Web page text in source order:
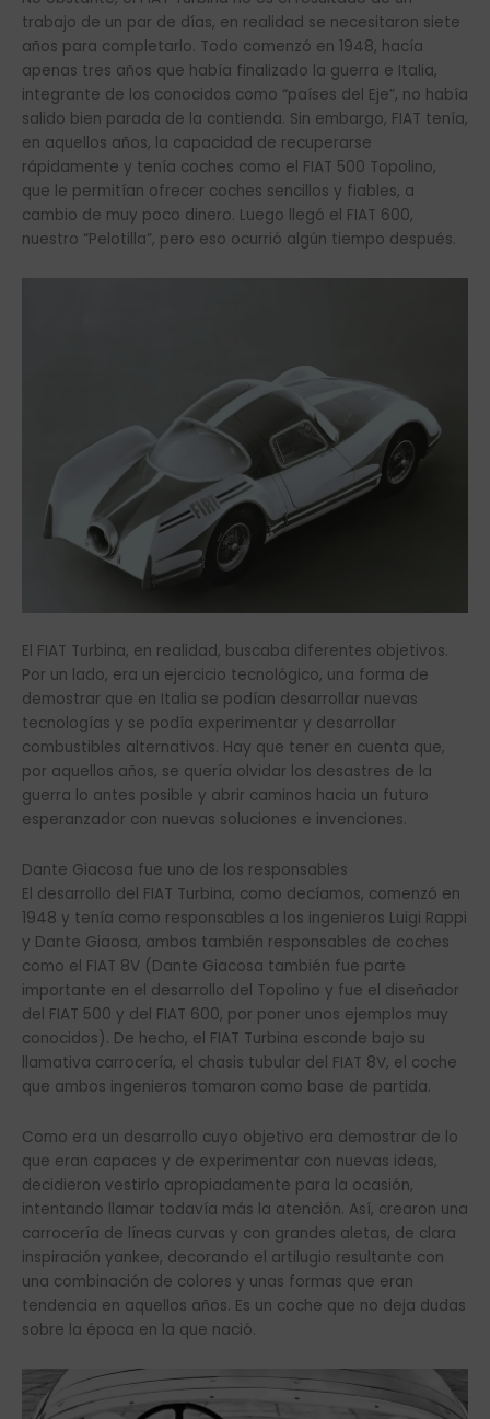
trabajo de un par de días, en realidad se necesitaron siete
años para completarlo. Todo comenzó en 1948, hacía
apenas tres años que había finalizado la guerra e Italia,
integrante de los conocidos como “países del Eje”, no había
salido bien parada de la contienda. Sin embargo, FIAT tenía,
en aquellos años, la capacidad de recuperarse
rápidamente y tenía coches como el FIAT 500 Topolino,
que le permitían ofrecer coches sencillos y fiables, a
cambio de muy poco dinero. Luego llegó el FIAT 600,
nuestro “Pelotilla”, pero eso ocurrió algún tiempo después.
El FIAT Turbina, en realidad, buscaba diferentes objetivos.
Por un lado, era un ejercicio tecnológico, una forma de
demostrar que en Italia se podían desarrollar nuevas
tecnologías y se podía experimentar y desarrollar
combustibles alternativos. Hay que tener en cuenta que,
por aquellos años, se quería olvidar los desastres de la
guerra lo antes posible y abrir caminos hacia un futuro
esperanzador con nuevas soluciones e invenciones.
Dante Giacosa fue uno de los responsables
El desarrollo del FIAT Turbina, como decíamos, comenzó en
1948 y tenía como responsables a los ingenieros Luigi Rappi
y Dante Giaosa, ambos también responsables de coches
como el FIAT 8V (Dante Giacosa también fue parte
importante en el desarrollo del Topolino y fue el diseñador
del FIAT 500 y del FIAT 600, por poner unos ejemplos muy
conocidos). De hecho, el FIAT Turbina esconde bajo su
llamativa carrocería, el chasis tubular del FIAT 8V, el coche
que ambos ingenieros tomaron como base de partida.
Como era un desarrollo cuyo objetivo era demostrar de lo
que eran capaces y de experimentar con nuevas ideas,
decidieron vestirlo apropiadamente para la ocasión,
intentando llamar todavía más la atención. Así, crearon una
carrocería de líneas curvas y con grandes aletas, de clara
inspiración yankee, decorando el artilugio resultante con
una combinación de colores y unas formas que eran
tendencia en aquellos años. Es un coche que no deja dudas
sobre la época en la que nació.